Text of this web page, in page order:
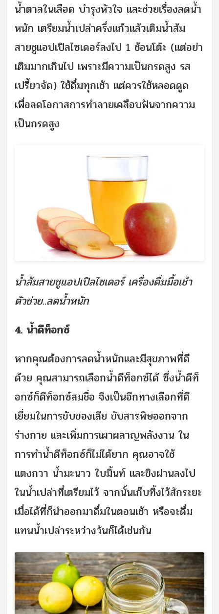
น้ำตาลในเลือด บำรุงหัวใจ และช่วยเรื่องลดน้ำ
หนัก เตรียมน้ำเปล่าครึ่งแก้วแล้วเติมน้ำส้ม
สายชูแอปเปิลไซเดอร์ลงไป 1 ช้อนโต๊ะ (แต่อย่า
เติมมากเกินไป เพราะมีความเป็นกรดสูง รส
เปรี้ยวจัด) ใช้ดื่มทุกเช้า แต่ควรใช้หลอดดูด
เพื่อลดโอกาสการทำลายเคลือบฟันจากความ
เป็นกรดสูง
น้ำส้มสายชูแอปเปิลไซเดอร์ เครื่องดื่มมื้อเช้า
ตัวช่วย..ลดน้ำหนัก
4. น้ำดีท็อกซ์
หากคุณต้องการลดน้ำหนักและมีสุขภาพที่ดี
ด้วย คุณสามารถเลือกน้ำดีท็อกซ์ได้ ซึ่งน้ำดีท็
อกซ์ก็ดีท็อกซ์สมชื่อ จึงเป็นอีกทางเลือกที่ดี
เยี่ยมในการขับของเสีย ขับสารพิษออกจาก
ร่างกาย และเพิ่มการเผาผลาญพลังงาน ใน
การทำน้ำดีท็อกซ์ก็ไม่ได้ยาก คุณอาจใช้
แตงกวา น้ำมะนาว ใบมิ้นท์ และขิงฝานลงไป
ในน้ำเปล่าที่เตรียมไว้ จากนั้นเก็บทิ้งไว้สักระยะ
เมื่อได้ที่ก็นำออกมาดื่มในตอนเช้า หรือจะดื่ม
แทนน้ำเปล่าระหว่างวันก็ได้เช่นกัน